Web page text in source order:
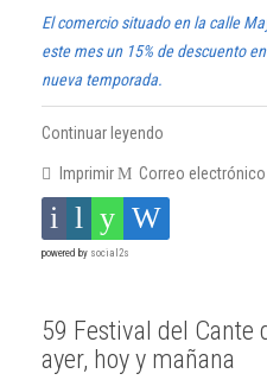
El comercio situado en la calle
este mes un 15% de descuento
nueva temporada.
Continuar leyendo
Imprimir Correo electrónico
powered by social2s
59 Festival del Cante
ayer, hoy y mañana